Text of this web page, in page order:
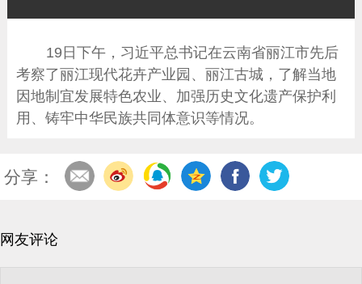
19日下午，习近平总书记在云南省丽江市先后
考察了丽江现代花卉产业园、丽江古城，了解当地
因地制宜发展特色农业、加强历史文化遗产保护利
用、铸牢中华民族共同体意识等情况。
分享：
网友评论